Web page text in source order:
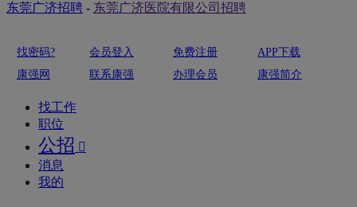
东莞广济招聘 - 东莞广济医院有限公司招聘
找密码? 会员登入 免费注册
APP下载
康强网
联系康强 办理会员 康强简介
找工作
职位
公招 
消息
我的